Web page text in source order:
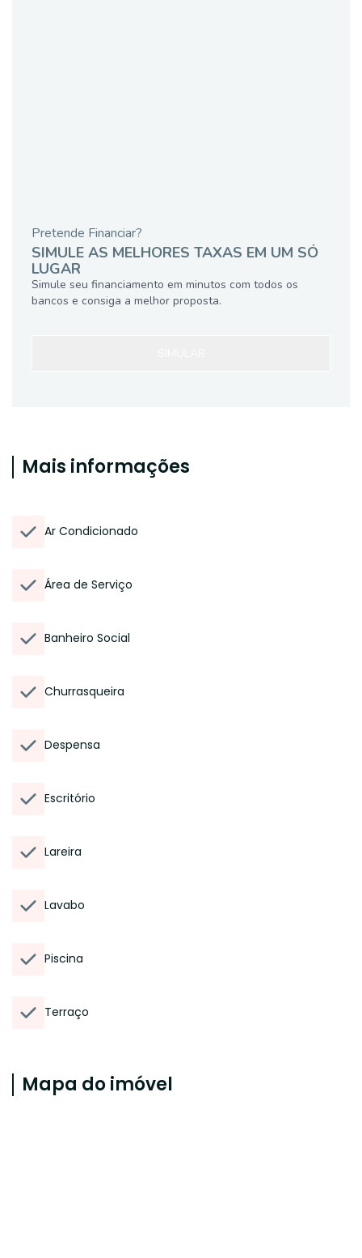
Pretende Financiar?
SIMULE AS MELHORES TAXAS EM UM SÓ
LUGAR
Simule seu financiamento em minutos com todos os
bancos e consiga a melhor proposta.
Mais informações
Ar Condicionado
Área de Serviço
Banheiro Social
Churrasqueira
Despensa
Escritório
Lareira
Lavabo
Piscina
Terraço
Mapa do imóvel